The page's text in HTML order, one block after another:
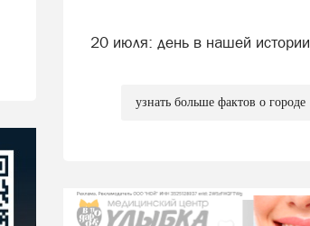
20 июля: день в нашей истории
узнать больше фактов о городе